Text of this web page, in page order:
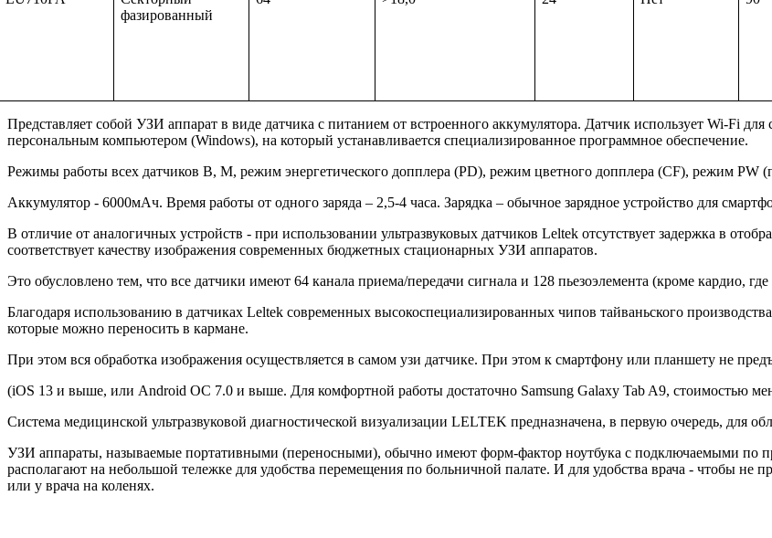
фазированный
Представляет собой УЗИ аппарат в виде датчика с питанием от встроенного аккумулятора. Датчик использует Wi-Fi
персональным компьютером (Windows), на который устанавливается специализированное программное обеспечение.
Режимы работы всех датчиков B, M, режим энергетического допплера (PD), режим цветного допплера (CF), режим
Аккумулятор - 6000мАч. Время работы от одного заряда – 2,5-4 часа. Зарядка – обычное зарядное устройство для
В отличие от аналогичных устройств - при использовании ультразвуковых датчиков Leltek отсутствует задержка в
соответствует качеству изображения современных бюджетных стационарных УЗИ аппаратов.
Это обусловлено тем, что все датчики имеют 64 канала приема/передачи сигнала и 128 пьезоэлемента (кроме кардио,
Благодаря использованию в датчиках Leltek современных высокоспециализированных чипов тайваньского
которые можно переносить в кармане.
При этом вся обработка изображения осуществляется в самом узи датчике. При этом к смартфону или планшету не
(iOS 13 и выше, или Android OC 7.0 и выше. Для комфортной работы достаточно Samsung Galaxy Tab A9, стоимостью
Система медицинской ультразвуковой диагностической визуализации LELTEK предназначена, в первую очередь, для
УЗИ аппараты, называемые портативными (переносными), обычно имеют форм-фактор ноутбука с подключаемыми по
располагают на небольшой тележке для удобства перемещения по больничной палате. И для удобства врача - чтобы не
или у врача на коленях.